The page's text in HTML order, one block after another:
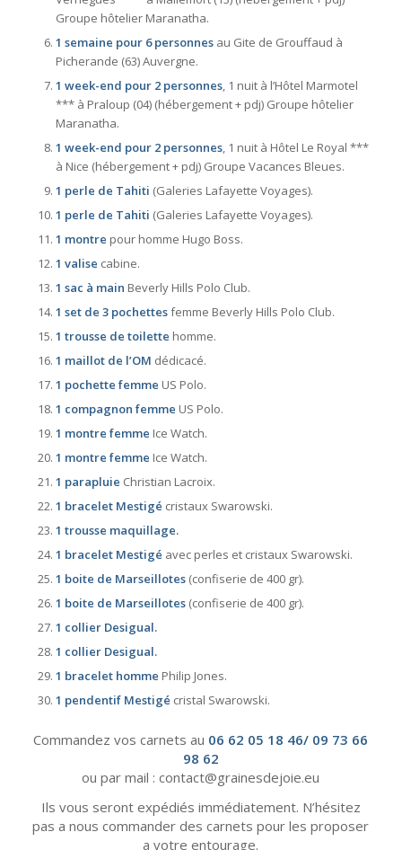
Groupe hôtelier Maranatha.
1 semaine pour 6 personnes au Gite de Grouffaud à
Picherande (63) Auvergne.
1 week-end pour 2 personnes,1 nuit à l’Hôtel Marmotel
*** à Praloup (04) (hébergement + pdj) Groupe hôtelier
Maranatha.
1 week-end pour 2 personnes,1 nuit à Hôtel Le Royal ***
à Nice (hébergement + pdj) Groupe Vacances Bleues.
1 perle de Tahiti (Galeries Lafayette Voyages).
1 perle de Tahiti (Galeries Lafayette Voyages).
1 montre pour homme Hugo Boss.
1 valise cabine.
1 sac à main Beverly Hills Polo Club.
1 set de 3 pochettesfemme Beverly Hills Polo Club.
1 trousse de toilette homme.
1 maillot de l’OM dédicacé.
1 pochette femme US Polo.
1 compagnon femme US Polo.
1 montre femme Ice Watch.
1 montre femme Ice Watch.
1 parapluie Christian Lacroix.
1 bracelet Mestigé cristaux Swarowski.
1 trousse maquillage.
1 bracelet Mestigé avec perles et cristaux Swarowski.
1 boite de Marseillotes (confiserie de 400 gr).
1 boite de Marseillotes (confiserie de 400 gr).
1 collier Desigual.
1 collier Desigual.
1 bracelet homme Philip Jones.
1 pendentif Mestigé cristal Swarowski.
Commandez vos carnets au 06 62 05 18 46/ 09 73 66
98 62
ou par mail : contact@grainesdejoie.eu
Ils vous seront expédiés immédiatement. N’hésitez
pas a nous commander des carnets pour les proposer
a votre entourage.